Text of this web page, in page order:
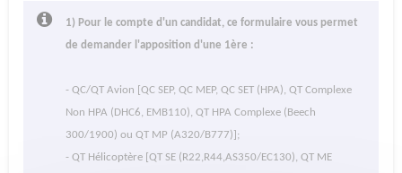
1) Pour le compte d'un candidat, ce formulaire vous permet
de demander l'apposition d'une 1ère :
- QC/QT Avion [QC SEP, QC MEP, QC SET (HPA), QT Complexe
Non HPA (DHC6, EMB110), QT HPA Complexe (Beech
300/1900) ou QT MP (A320/B777)];
- QT Hélicoptère [QT SE (R22,R44,AS350/EC130), QT ME